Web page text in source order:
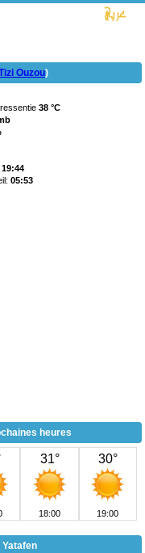
Ouzou)
ressentie38 °C
19:44
05:53
heures
31°
18:00
30°
19:00